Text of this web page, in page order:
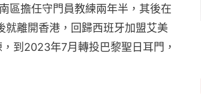
區擔任守門員教練兩年半，其後在
離開香港，回歸西班牙加盟艾美
到2023年7月轉投巴黎聖日耳門，